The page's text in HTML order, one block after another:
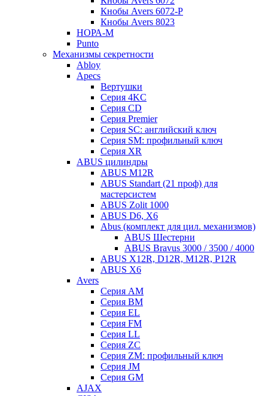
Кнобы Avers 6072-P
Кнобы Avers 8023
НОРА-М
Punto
Механизмы секретности
Abloy
Apecs
Вертушки
Серия 4KC
Серия CD
Серия Premier
Серия SC: английский ключ
Серия SM: профильный ключ
Серия XR
ABUS цилиндры
ABUS M12R
ABUS Standart (21 проф) для
мастерсистем
ABUS Zolit 1000
ABUS D6, X6
Abus (комплект для цил. механизмов)
ABUS Шестерни
ABUS Bravus 3000 / 3500 / 4000
ABUS X12R, D12R, M12R, P12R
ABUS X6
Avers
Серия AM
Серия BM
Серия EL
Серия FM
Серия LL
Серия ZC
Серия ZM: профильный ключ
Серия JM
Серия GM
AJAX